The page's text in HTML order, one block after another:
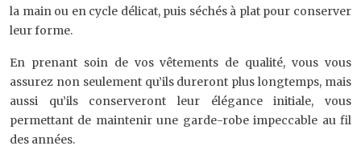
la main ou en cycle délicat, puis séchés à plat pour conserver
leur forme.
En prenant soin de vos vêtements de qualité, vous vous
assurez non seulement qu’ils dureront plus longtemps, mais
aussi qu’ils conserveront leur élégance initiale, vous
permettant de maintenir une garde-robe impeccable au fil
des années.